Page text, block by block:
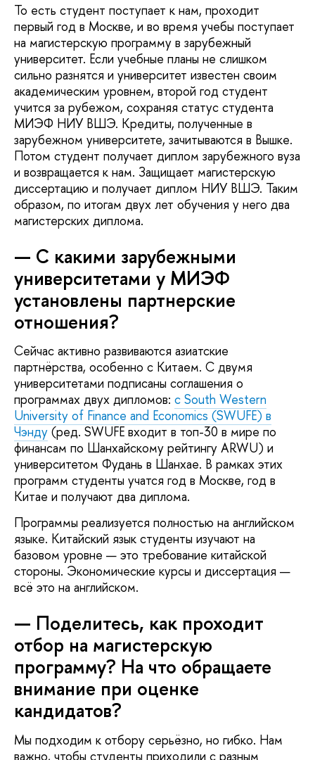
То есть студент поступает к нам, проходит
первый год в Москве, и во время учебы поступает
на магистерскую программу в зарубежный
университет. Если учебные планы не слишком
сильно разнятся и университет известен своим
академическим уровнем, второй год студент
учится за рубежом, сохраняя статус студента
МИЭФ НИУ ВШЭ. Кредиты, полученные в
зарубежном университете, зачитываются в Вышке.
Потом студент получает диплом зарубежного вуза
и возвращается к нам. Защищает магистерскую
диссертацию и получает диплом НИУ ВШЭ. Таким
образом, по итогам двух лет обучения у него два
магистерских диплома.
— С какими зарубежными
университетами у МИЭФ
установлены партнерские
отношения?
Сейчас активно развиваются азиатские
партнёрства, особенно с Китаем. С двумя
университетами подписаны соглашения о
программах двух дипломов: с South Western
University of Finance and Economics (SWUFE) в
Чэнду (ред. SWUFE входит в топ-30 в мире по
финансам по Шанхайскому рейтингу ARWU) и
университетом Фудань в Шанхае. В рамках этих
программ студенты учатся год в Москве, год в
Китае и получают два диплома.
Программы реализуется полностью на английском
языке. Китайский язык студенты изучают на
базовом уровне — это требование китайской
стороны. Экономические курсы и диссертация —
всё это на английском.
— Поделитесь, как проходит
отбор на магистерскую
программу? На что обращаете
внимание при оценке
кандидатов?
Мы подходим к отбору серьёзно, но гибко. Нам
важно, чтобы студенты приходили с разным